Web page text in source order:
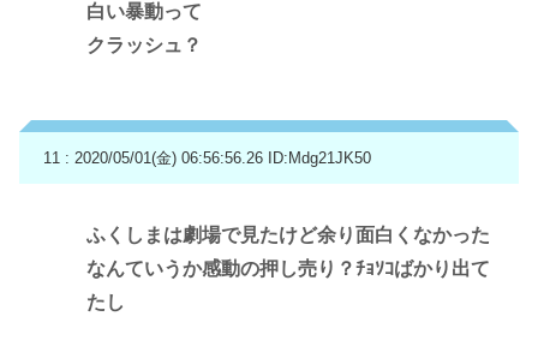
白い暴動って
クラッシュ？
11 : 2020/05/01(金) 06:56:56.26 ID:Mdg21JK50
ふくしまは劇場で見たけど余り面白くなかった
なんていうか感動の押し売り？ﾁｮｿｺばかり出て
たし